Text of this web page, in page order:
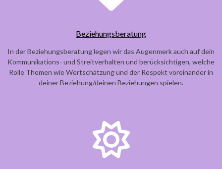
Beziehungsberatung
In der Beziehungsberatung legen wir das Augenmerk auch auf dein
Kommunikations- und Streitverhalten und berücksichtigen, welche
Rolle Themen wie Wertschätzung und der Respekt voreinander in
deiner Beziehung/deinen Beziehungen spielen.